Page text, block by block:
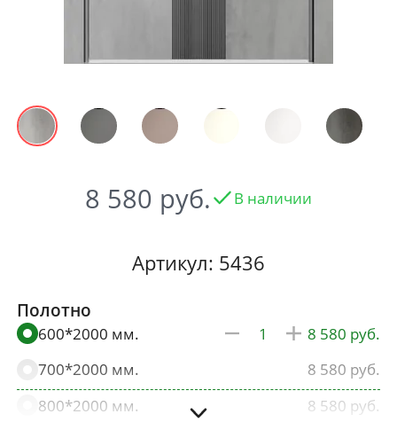
8 580 В наличии
Артикул: 5436
Полотно
600*2000 мм.
8 580
700*2000 мм.
8 580
800*2000 мм.
8 580